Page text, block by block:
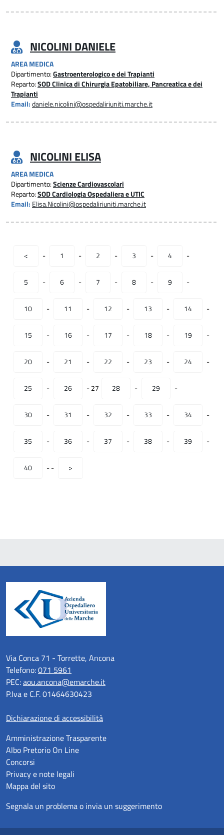
NICOLINI DANIELE
AREA MEDICA
Dipartimento:Gastroenterologico e dei Trapianti
Reparto:SOD Clinica di Chirurgia Epatobiliare, Pancreatica e dei
Trapianti
Email: daniele.nicolini@ospedaliriuniti.marche.it
NICOLINI ELISA
AREA MEDICA
Dipartimento:Scienze Cardiovascolari
Reparto:SOD Cardiologia Ospedaliera e UTIC
Email: Elisa.Nicolini@ospedaliriuniti.marche.it
< - 1 - 2 - 3 - 4 -
5 - 6 - 7 - 8 - 9 -
10 - 11 - 12 - 13 - 14 -
15 - 16 - 17 - 18 - 19 -
20 - 21 - 22 - 23 - 24 -
25 - 26 -27 28 - 29 -
30 - 31 - 32 - 33 - 34 -
35 - 36 - 37 - 38 - 39 -
40 -- >
Via Conca 71 - Torrette, Ancona
Telefono:071 5961
PEC:aou.ancona@emarche.it
P.Iva e C.F. 01464630423
Dichiarazione di accessibilità
Amministrazione Trasparente
Albo Pretorio On Line
Concorsi
Privacy e note legali
Mappa del sito
Segnala un problema o invia un suggerimento